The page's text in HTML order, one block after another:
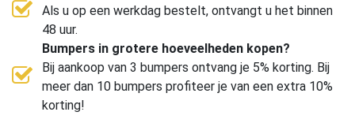
Als u op een werkdag bestelt, ontvangt u het binnen
48 uur.
Bumpers in grotere hoeveelheden kopen?
Bij aankoop van 3 bumpers ontvang je 5% korting. Bij
meer dan 10 bumpers profiteer je van een extra 10%
korting!